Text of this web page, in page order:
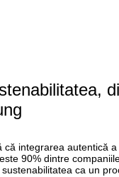
integrarea autentică
90% dintre
ca un